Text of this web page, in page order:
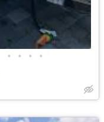
• • • •